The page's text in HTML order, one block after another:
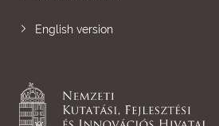
English version